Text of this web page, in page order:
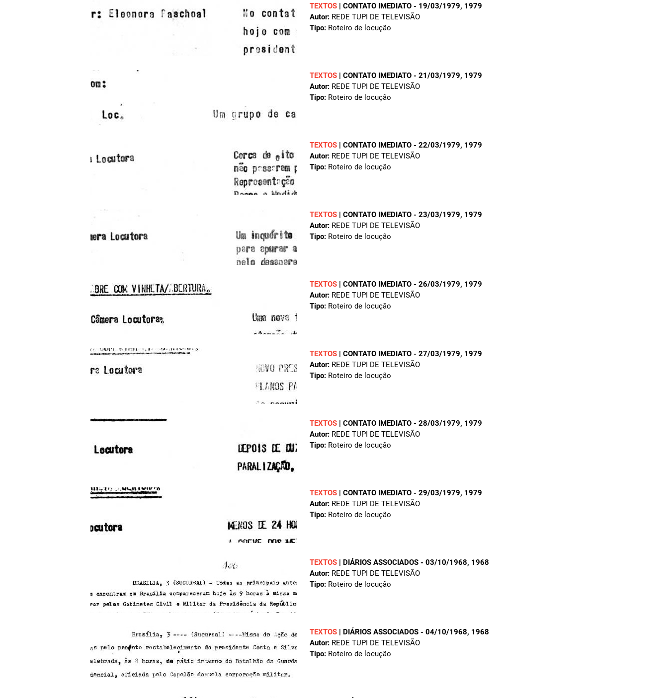
TEXTOS | CONTATO IMEDIATO - 19/03/1979, 1979
Autor: REDE TUPI DE TELEVISÃO
Tipo: Roteiro de locução
TEXTOS | CONTATO IMEDIATO - 21/03/1979, 1979
Autor: REDE TUPI DE TELEVISÃO
Tipo: Roteiro de locução
TEXTOS | CONTATO IMEDIATO - 22/03/1979, 1979
Autor: REDE TUPI DE TELEVISÃO
Tipo: Roteiro de locução
TEXTOS | CONTATO IMEDIATO - 23/03/1979, 1979
Autor: REDE TUPI DE TELEVISÃO
Tipo: Roteiro de locução
TEXTOS | CONTATO IMEDIATO - 26/03/1979, 1979
Autor: REDE TUPI DE TELEVISÃO
Tipo: Roteiro de locução
TEXTOS | CONTATO IMEDIATO - 27/03/1979, 1979
Autor: REDE TUPI DE TELEVISÃO
Tipo: Roteiro de locução
TEXTOS | CONTATO IMEDIATO - 28/03/1979, 1979
Autor: REDE TUPI DE TELEVISÃO
Tipo: Roteiro de locução
TEXTOS | CONTATO IMEDIATO - 29/03/1979, 1979
Autor: REDE TUPI DE TELEVISÃO
Tipo: Roteiro de locução
TEXTOS | DIÁRIOS ASSOCIADOS - 03/10/1968, 1968
Autor: REDE TUPI DE TELEVISÃO
Tipo: Roteiro de locução
TEXTOS | DIÁRIOS ASSOCIADOS - 04/10/1968, 1968
Autor: REDE TUPI DE TELEVISÃO
Tipo: Roteiro de locução